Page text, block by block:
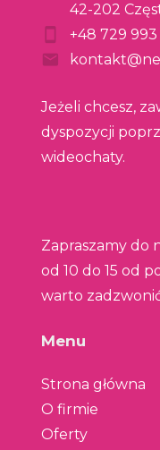
42-202
+48 729 993
Jeżeli chcesz,
dyspozycji
wideochaty.
Zapraszamy do
od 10 do 15 od
warto
Menu
Strona główna
O firmie
Oferty